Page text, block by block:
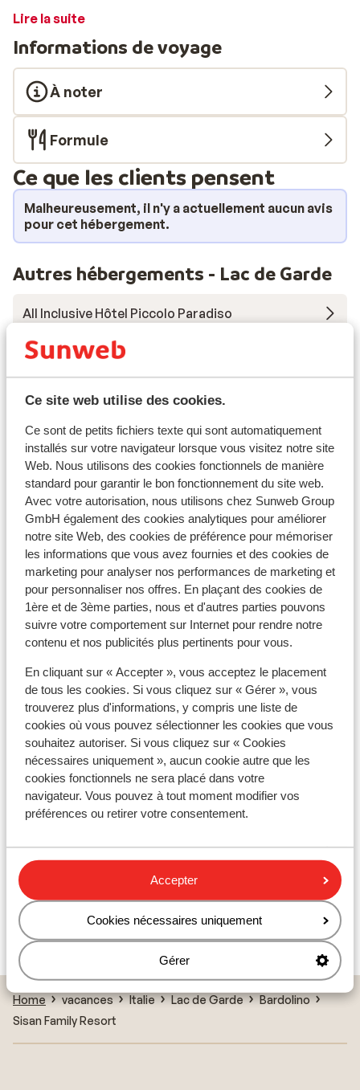
Ce site web utilise des cookies.
Ce sont de petits fichiers texte qui sont automatiquement
installés sur votre navigateur lorsque vous visitez notre site
Web. Nous utilisons des cookies fonctionnels de manière
standard pour garantir le bon fonctionnement du site web.
Avec votre autorisation, nous utilisons chez Sunweb Group
GmbH également des cookies analytiques pour améliorer
notre site Web, des cookies de préférence pour mémoriser
les informations que vous avez fournies et des cookies de
marketing pour analyser nos performances de marketing et
pour personnaliser nos offres. En plaçant des cookies de
1ère et de 3ème parties, nous et d'autres parties pouvons
suivre votre comportement sur Internet pour rendre notre
contenu et nos publicités plus pertinents pour vous.
En cliquant sur « Accepter », vous acceptez le placement
de tous les cookies. Si vous cliquez sur « Gérer », vous
trouverez plus d'informations, y compris une liste de
cookies où vous pouvez sélectionner les cookies que vous
souhaitez autoriser. Si vous cliquez sur « Cookies
nécessaires uniquement », aucun cookie autre que les
cookies fonctionnels ne sera placé dans votre
navigateur. Vous pouvez à tout moment modifier vos
préférences ou retirer votre consentement.
Accepter
Cookies nécessaires uniquement
Gérer
de la ville de Bardolino, sur le magnifique lac de Garde.
besoins et offrent une atmosphère chaleureuse.
Chacun dispose d'une cuisine entièrement équipée,
d'un salon, de chambres confortables et d'un balcon
ou d'une terrasse privé. Profitez d'une baignade
rafraîchissante dans la piscine extérieure, entourée de
chaises longues. Il y a une piscine spéciale pour les
enfants avec des toboggans et une aire de jeux. Vous
séjournez en demi-pension (petit-déjeuner et dîner) et
profiterez des spécialités locales et internationales
servis au restaurant, et préparées à base d'ingrédients
frais et de saison!
Lire la suite
Informations de voyage
À noter
Formule
Ce que les clients pensent
Malheureusement, il n'y a actuellement aucun avis
pour cet hébergement.
Autres hébergements - Lac de Garde
All Inclusive Hôtel Piccolo Paradiso
Hôtel Bisesti
Park Hôtel Casimiro
Hôtel Internazionale
Résidence Eden
Belvedere Village
Hôtel La Gardenia & Villa Oleandra
Hôtel Palme & Suite
Hôtel La Limonaia
Hôtel Royal Village
Parc Hôtel
Hotel Poiano Resort
Poiano Resort - Appartements
Hôtel Leonardo da Vinci
The Garda Village
Home vacances Italie Lac de Garde
Bardolino
Sisan Family Resort